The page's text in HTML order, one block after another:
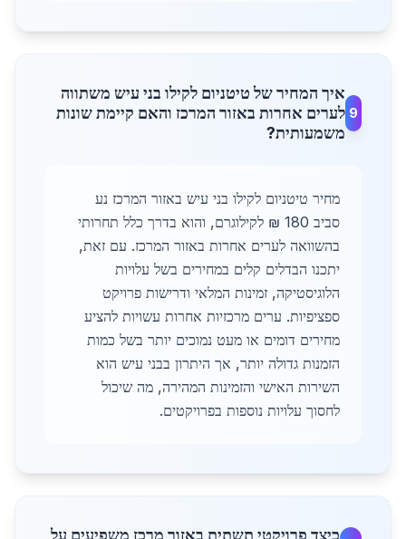
9
איך המחיר של טיטניום לקילו בני עיש משתווה
לערים אחרות באזור המרכז והאם קיימת שונות
משמעותית?
מחיר טיטניום לקילו בני עיש באזור המרכז נע
סביב 180 ₪ לקילוגרם, והוא בדרך כלל תחרותי
בהשוואה לערים אחרות באזור המרכז. עם זאת,
יתכנו הבדלים קלים במחירים בשל עלויות
הלוגיסטיקה, זמינות המלאי ודרישות פרויקט
ספציפיות. ערים מרכזיות אחרות עשויות להציע
מחירים דומים או מעט נמוכים יותר בשל כמות
הזמנות גדולה יותר, אך היתרון בבני עיש הוא
השירות האישי והזמינות המהירה, מה שיכול
לחסוך עלויות נוספות בפרויקטים.
כיצד פרויקטי תשתית באזור מרכז משפיעים על